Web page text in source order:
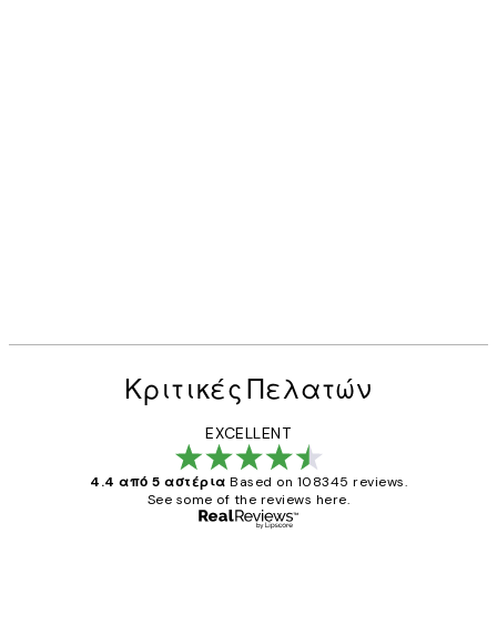
Κριτικές Πελατών
EXCELLENT
4.4 από 5 αστέρια Based on 108345 reviews.
See some of the reviews here.